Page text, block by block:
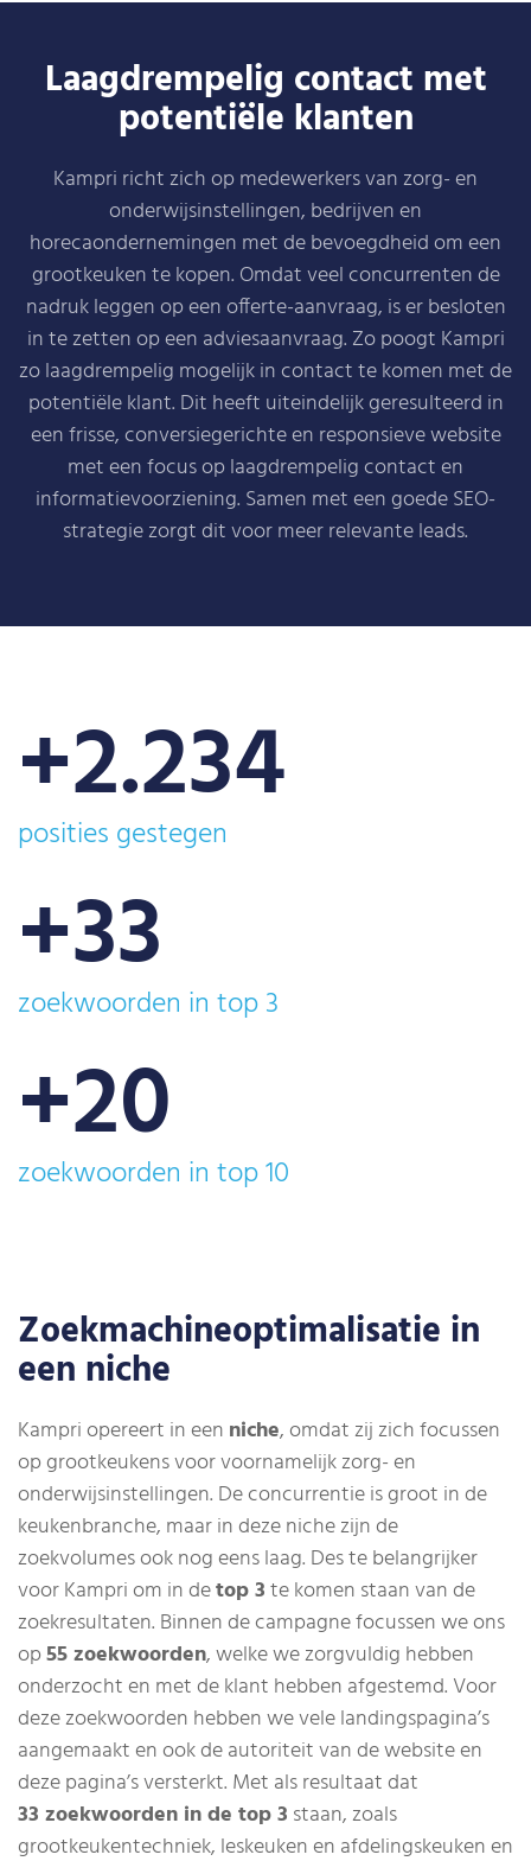
Laagdrempelig contact met
potentiële klanten
Kampri richt zich op medewerkers van zorg- en
onderwijsinstellingen, bedrijven en
horecaondernemingen met de bevoegdheid om een
grootkeuken te kopen. Omdat veel concurrenten de
nadruk leggen op een offerte-aanvraag, is er besloten
in te zetten op een adviesaanvraag. Zo poogt Kampri
zo laagdrempelig mogelijk in contact te komen met de
potentiële klant. Dit heeft uiteindelijk geresulteerd in
een frisse, conversiegerichte en responsieve website
met een focus op laagdrempelig contact en
informatievoorziening. Samen met een goede SEO-
strategie zorgt dit voor meer relevante leads.
+2.234
posities gestegen
+33
zoekwoorden in top 3
+20
zoekwoorden in top 10
Zoekmachineoptimalisatie in
een niche
Kampri opereert in een niche, omdat zij zich focussen
op grootkeukens voor voornamelijk zorg- en
onderwijsinstellingen. De concurrentie is groot in de
keukenbranche, maar in deze niche zijn de
zoekvolumes ook nog eens laag. Des te belangrijker
voor Kampri om in detop 3te komen staan van de
zoekresultaten. Binnen de campagne focussen we ons
op55 zoekwoorden, welke we zorgvuldig hebben
onderzocht en met de klant hebben afgestemd. Voor
deze zoekwoorden hebben we vele landingspagina’s
aangemaakt en ook de autoriteit van de website en
deze pagina’s versterkt. Met als resultaat dat
33 zoekwoorden in de top 3 staan, zoals
grootkeukentechniek, leskeuken en afdelingskeuken en